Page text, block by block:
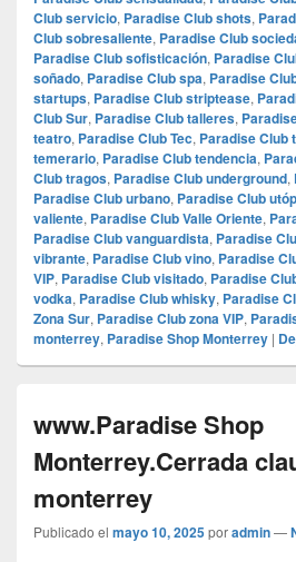
Club servicio, Paradise Club shots,
Club sobresaliente, Paradise Club
Paradise Club sofisticación, Paradise
soñado, Paradise Club spa, Paradise
startups, Paradise Club striptease,
Club Sur, Paradise Club talleres,
teatro, Paradise Club Tec, Paradise Club
temerario, Paradise Club tendencia,
Club tragos, Paradise Club underground,
Paradise Club urbano, Paradise Club
valiente, Paradise Club Valle Oriente,
Paradise Club vanguardista, Paradise
vibrante, Paradise Club vino, Paradise
VIP, Paradise Club visitado, Paradise
vodka, Paradise Club whisky, Paradise
Zona Sur, Paradise Club zona VIP,
monterrey, Paradise Shop Monterrey |
www.Paradise Shop
Monterrey.Cerrada
monterrey
Publicado el mayo 10, 2025poradmin—